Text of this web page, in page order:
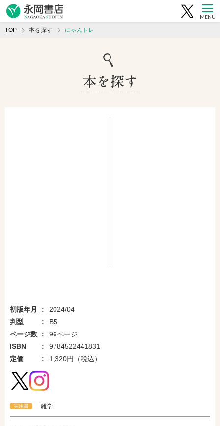
MENU
TOP 本を探す にゃんトレ
初版年月
2024/04
判型
B5
ページ数
96ページ
ISBN
9784522441831
定価
1,320円（税込）
実用書 雑学